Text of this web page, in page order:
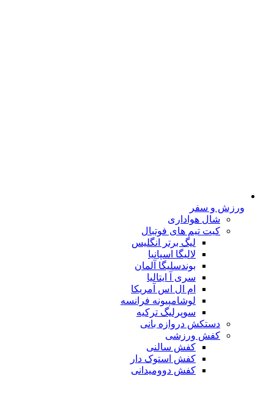
ورزش و سفر
شال هواداری
کیت تیم های فوتبال
لیگ برتر انگلیس
لالیگا اسپانیا
بوندسلیگا آلمان
سری آ ایتالیا
ام ال اس آمریکا
لوشامپیونه فرانسه
سوپرلیگ ترکیه
دستکش دروازه بانی
کفش ورزشی
کفش سالنی
کفش استوک دار
کفش دوومیدانی